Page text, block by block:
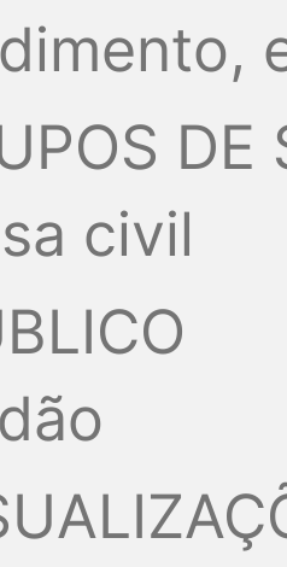
DE
civil